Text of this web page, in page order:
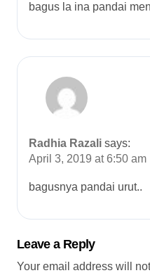
bagus la ina pandai
Radhia Razali says:
April 3, 2019 at 6:50 am
bagusnya pandai urut..
Leave a Reply
Your email address will